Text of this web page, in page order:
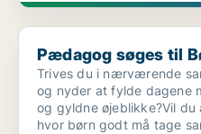
Pædagog søges til
Pædagog søges til
Trives du i nærværende
og nyder at fylde dagene
og gyldne øjeblikke?Vil
hvor børn godt må tage